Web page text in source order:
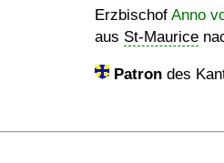
ErzbischofAnno
aus St-Maurice
Patron des